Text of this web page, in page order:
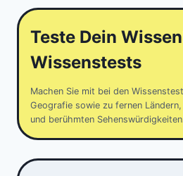
Teste Dein
Wissenstests
Machen Sie mit bei den
Geografie sowie zu fernen
und berühmten